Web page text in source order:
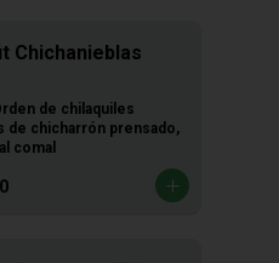
Chichanieblas
de chilaquiles
de chicharrón prensado,
comal